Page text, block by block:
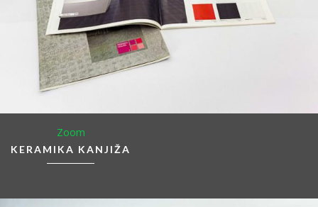
Zoom
KERAMIKA KANJIŽA